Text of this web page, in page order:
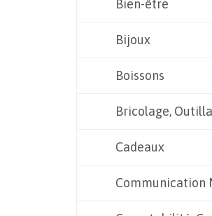
Bien-être
Bijoux
Boissons
Bricolage,
Cadeaux
Communication